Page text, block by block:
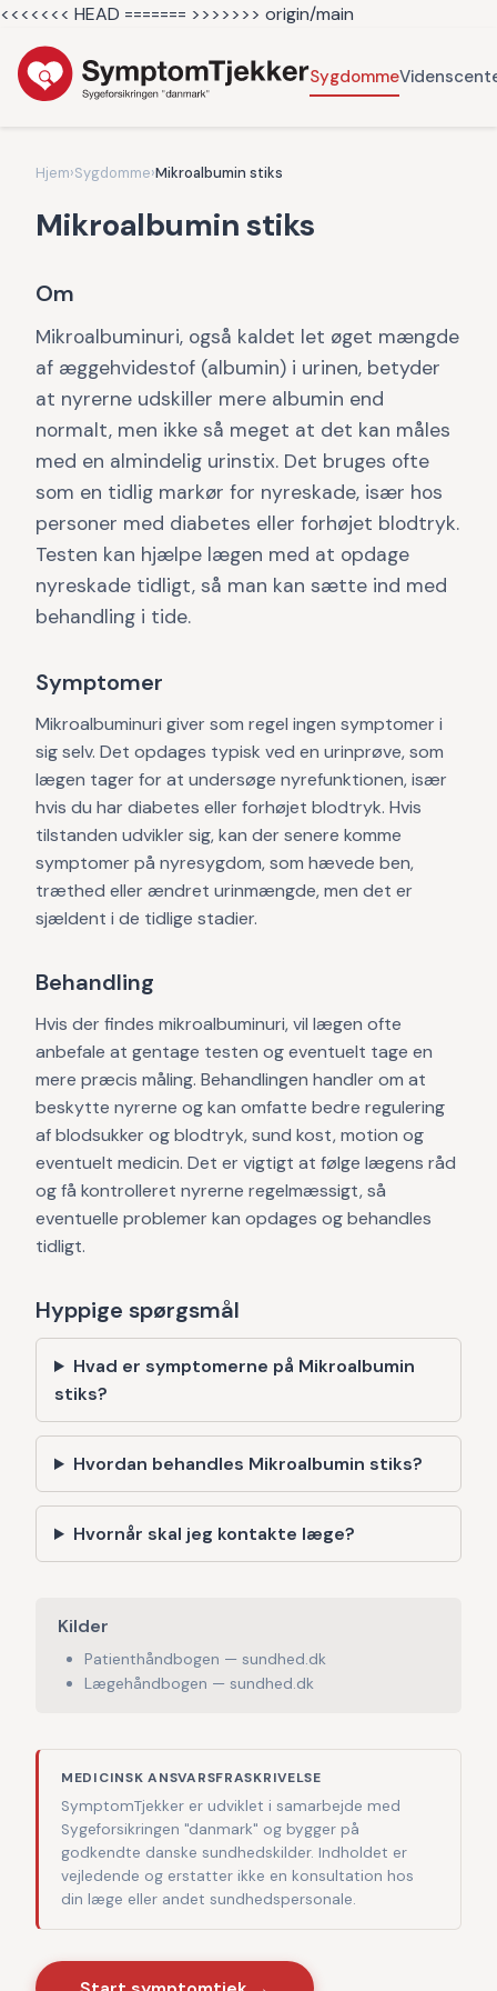
<<<<<<< HEAD ======= >>>>>>> origin/main
Sygdomme
Hjem›Sygdomme›Mikroalbumin stiks
Mikroalbumin stiks
Om
Mikroalbuminuri, også kaldet let øget mængde
af æggehvidestof (albumin) i urinen, betyder
at nyrerne udskiller mere albumin end
normalt, men ikke så meget at det kan måles
med en almindelig urinstix. Det bruges ofte
som en tidlig markør for nyreskade, især hos
personer med diabetes eller forhøjet blodtryk.
Testen kan hjælpe lægen med at opdage
nyreskade tidligt, så man kan sætte ind med
behandling i tide.
Symptomer
Mikroalbuminuri giver som regel ingen symptomer i
sig selv. Det opdages typisk ved en urinprøve, som
lægen tager for at undersøge nyrefunktionen, især
hvis du har diabetes eller forhøjet blodtryk. Hvis
tilstanden udvikler sig, kan der senere komme
symptomer på nyresygdom, som hævede ben,
træthed eller ændret urinmængde, men det er
sjældent i de tidlige stadier.
Behandling
Hvis der findes mikroalbuminuri, vil lægen ofte
anbefale at gentage testen og eventuelt tage en
mere præcis måling. Behandlingen handler om at
beskytte nyrerne og kan omfatte bedre regulering
af blodsukker og blodtryk, sund kost, motion og
eventuelt medicin. Det er vigtigt at følge lægens råd
og få kontrolleret nyrerne regelmæssigt, så
eventuelle problemer kan opdages og behandles
tidligt.
Hyppige spørgsmål
Hvad er symptomerne på Mikroalbumin
stiks?
Hvordan behandles Mikroalbumin stiks?
Hvornår skal jeg kontakte læge?
Kilder
Patienthåndbogen — sundhed.dk
Lægehåndbogen — sundhed.dk
MEDICINSK ANSVARSFRASKRIVELSE
SymptomTjekker er udviklet i samarbejde med
Sygeforsikringen "danmark" og bygger på
godkendte danske sundhedskilder. Indholdet er
vejledende og erstatter ikke en konsultation hos
din læge eller andet sundhedspersonale.